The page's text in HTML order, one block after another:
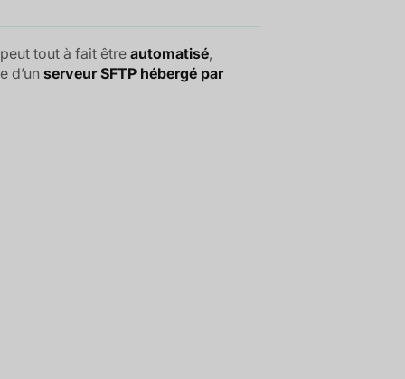
tout à fait être automatisé,
d’un serveur SFTP hébergé par